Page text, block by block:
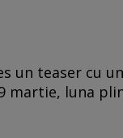
un teaser cu
martie, luna